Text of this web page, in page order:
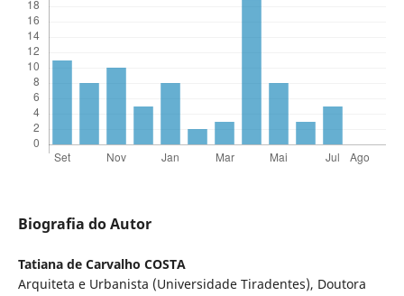
Biografia do Autor
Tatiana de Carvalho COSTA
Arquiteta e Urbanista (Universidade Tiradentes), Doutora